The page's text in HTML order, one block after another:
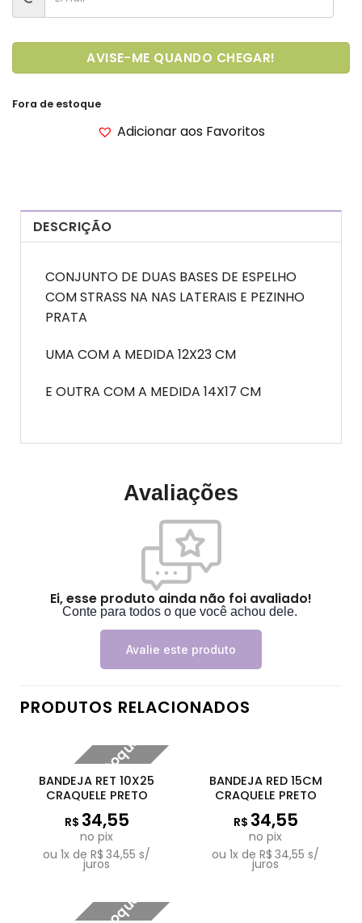
AVISE-ME QUANDO CHEGAR!
Fora de estoque
Adicionar aos Favoritos
DESCRIÇÃO
CONJUNTO DE DUAS BASES DE ESPELHO
COM STRASS NA NAS LATERAIS E PEZINHO
PRATA
UMA COM A MEDIDA 12X23 CM
E OUTRA COM A MEDIDA 14X17 CM
Avaliações
Ei, esse produto ainda não foi avaliado!
Conte para todos o que você achou dele.
Avalie este produto
PRODUTOS RELACIONADOS
Fora de estoque
BANDEJA RET 10X25
CRAQUELE PRETO
R$ 34,55
no pix
ou 1x de R$ 34,55 s/
juros
BANDEJA RED 15CM
CRAQUELE PRETO
R$ 34,55
no pix
ou 1x de R$ 34,55 s/
juros